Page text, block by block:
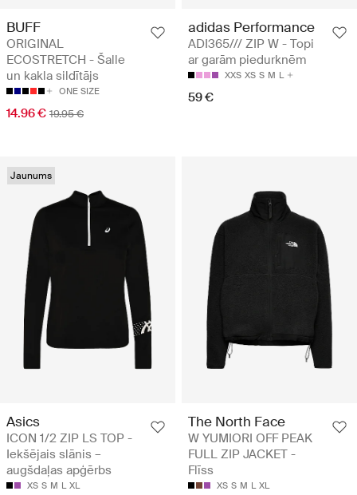
BUFF
ORIGINAL
ECOSTRETCH - Šalle
un kakla sildītājs
ONE SIZE
14.96 € 19.95 €
adidas Performance
ADI365/// ZIP W - Topi
ar garām piedurknēm
XXS XS S M L
59 €
Jaunums
Asics
ICON 1/2 ZIP LS TOP -
Iekšējais slānis –
augšdaļas apģērbs
XS S M L XL
The North Face
W YUMIORI OFF PEAK
FULL ZIP JACKET -
Flīss
XS S M L XL